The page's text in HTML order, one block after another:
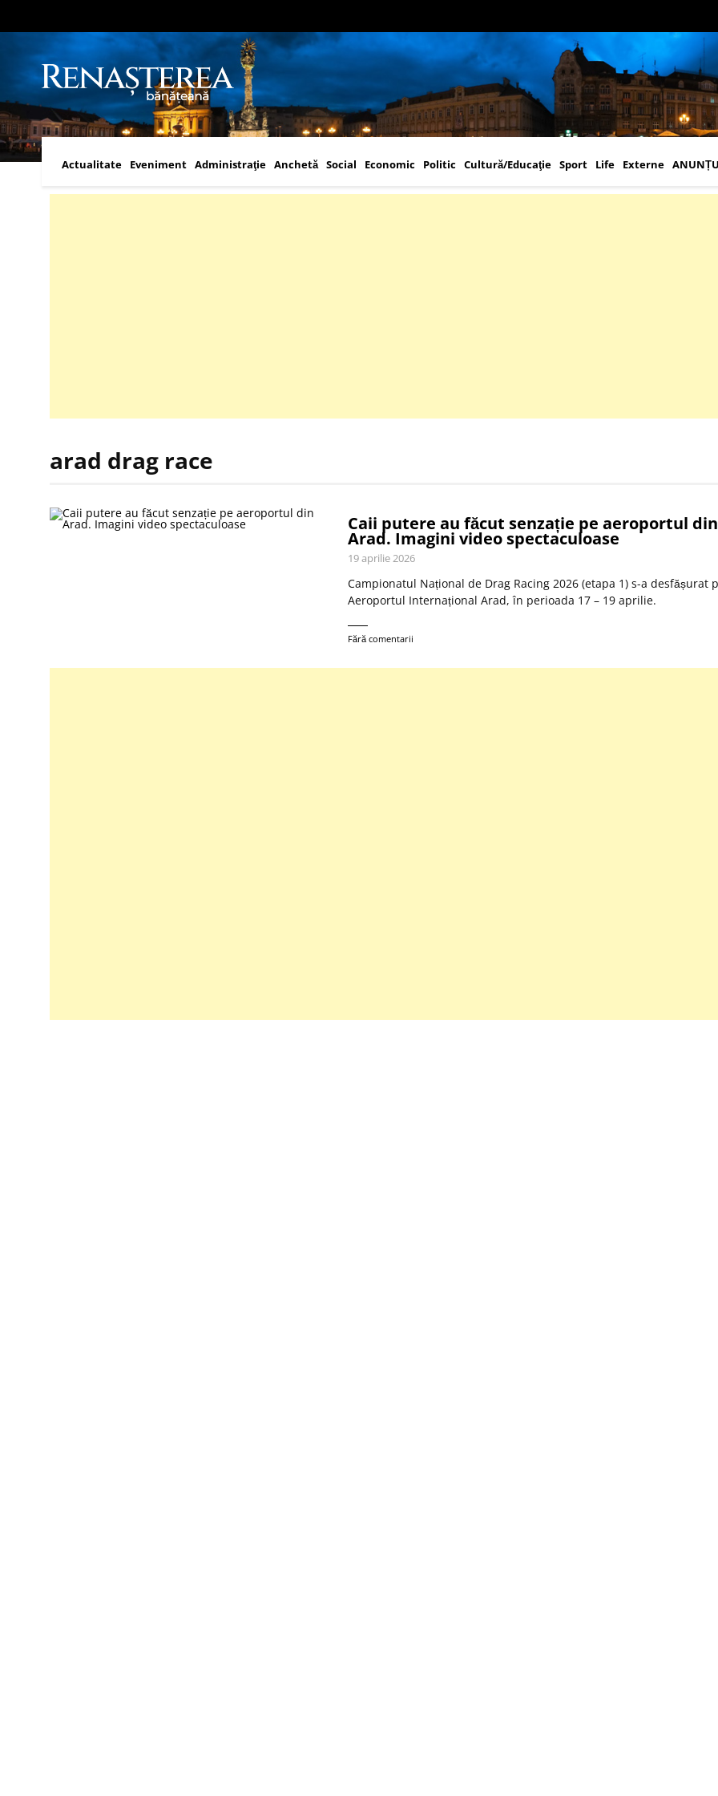
Actualitate Eveniment Administraţie Anchetă Social Economic Politic Cultură/Educaţie Sport Life Externe
arad drag race
Caii putere au făcut senzație pe aeroportul din
Arad. Imagini video spectaculoase
19 aprilie 2026
Campionatul Național de Drag Racing 2026 (etapa 1) s-a desfășurat
Aeroportul Internațional Arad, în perioada 17 – 19 aprilie.
Fără comentarii